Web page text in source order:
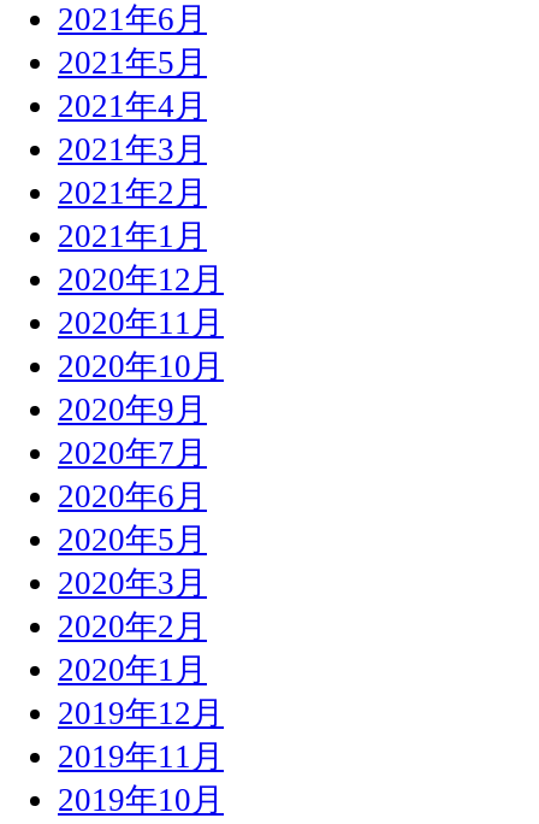
2021年6月
2021年5月
2021年4月
2021年3月
2021年2月
2021年1月
2020年12月
2020年11月
2020年10月
2020年9月
2020年7月
2020年6月
2020年5月
2020年3月
2020年2月
2020年1月
2019年12月
2019年11月
2019年10月